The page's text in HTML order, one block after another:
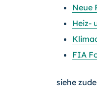
Neue
Heiz-
FIA
siehe